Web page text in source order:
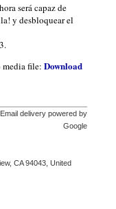
será capaz de
y desbloquear el
file: Download
Email delivery powered by
Google
CA 94043, United